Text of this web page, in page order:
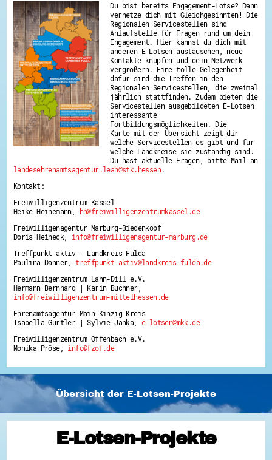
Du bist bereits Engagement-Lotse? Dann
vernetze dich mit Gleichgesinnten! Die
Regionalen Servicestellen sind
Anlaufstelle für Fragen rund um dein
Engagement. Hier kannst du dich mit
anderen E-Lotsen austauschen, neue
Kontakte knüpfen und dein Netzwerk
vergrößern. Eine tolle Gelegenheit
dafür sind die Treffen in den
Regionalen Servicestellen, die zweimal
jährlich stattfinden. Zudem bieten die
Servicestellen ausgebildeten E-Lotsen
interessante
Fortbildungsmöglichkeiten. Die
Karte mit der Übersicht zeigt dir
welche Servicestellen es gibt und für
welche Landkreise sie zuständig sind.
Du hast aktuelle Fragen, bitte Mail an
landesehrenamtsagentur.leah@stk.hessen.
Kontakt:
Freiwilligenzentrum Kassel
Heike Heinemann,
hh@freiwilligenzentrumkassel.de
Freiwilligenagentur Marburg-Biedenkopf
Doris Heineck, info@freiwilligenagentur-marburg.de
Treffpunkt aktiv - Landkreis Fulda
Paulina Danner,treffpunkt-aktiv@landkreis-fulda.de
Freiwilligenzentrum Lahn-Dill e.V.
Hermann Bernhard | Karin Buchner,
info@freiwilligenzentrum-mittelhessen.de
Ehrenamtsagentur Main-Kinzig-Kreis
Isabella Gürtler | Sylvie Janka,e-lotsen@mkk.de
Freiwilligenzentrum Offenbach e.V.
Monika Pröse, info@fzof.de
Übersicht der E-Lotsen-Projekte
E-Lotsen-Projekte